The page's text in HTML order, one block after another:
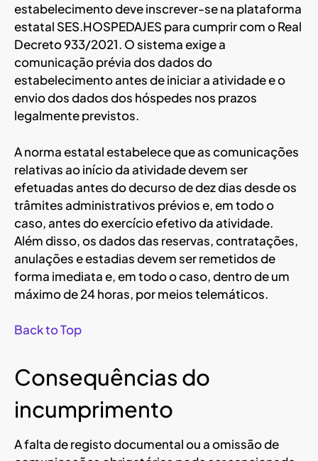
estabelecimento deve inscrever-se na plataforma
estatal SES.HOSPEDAJES para cumprir com o Real
Decreto 933/2021. O sistema exige a
comunicação prévia dos dados do
estabelecimento antes de iniciar a atividade e o
envio dos dados dos hóspedes nos prazos
legalmente previstos.
A norma estatal estabelece que as comunicações
relativas ao início da atividade devem ser
efetuadas antes do decurso de dez dias desde os
trâmites administrativos prévios e, em todo o
caso, antes do exercício efetivo da atividade.
Além disso, os dados das reservas, contratações,
anulações e estadias devem ser remetidos de
forma imediata e, em todo o caso, dentro de um
máximo de 24 horas, por meios telemáticos.
Back to Top
Consequências do
incumprimento
A falta de registo documental ou a omissão de